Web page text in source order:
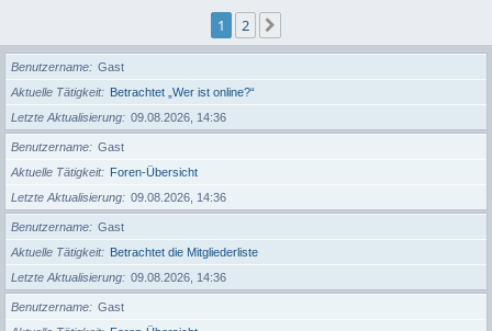
1 2
Benutzername
Gast
Aktuelle Tätigkeit
Betrachtet „Wer ist online?“
Letzte Aktualisierung
09.08.2026, 14:36
Benutzername
Gast
Aktuelle Tätigkeit
Foren-Übersicht
Letzte Aktualisierung
09.08.2026, 14:36
Benutzername
Gast
Aktuelle Tätigkeit
Betrachtet die Mitgliederliste
Letzte Aktualisierung
09.08.2026, 14:36
Benutzername
Gast